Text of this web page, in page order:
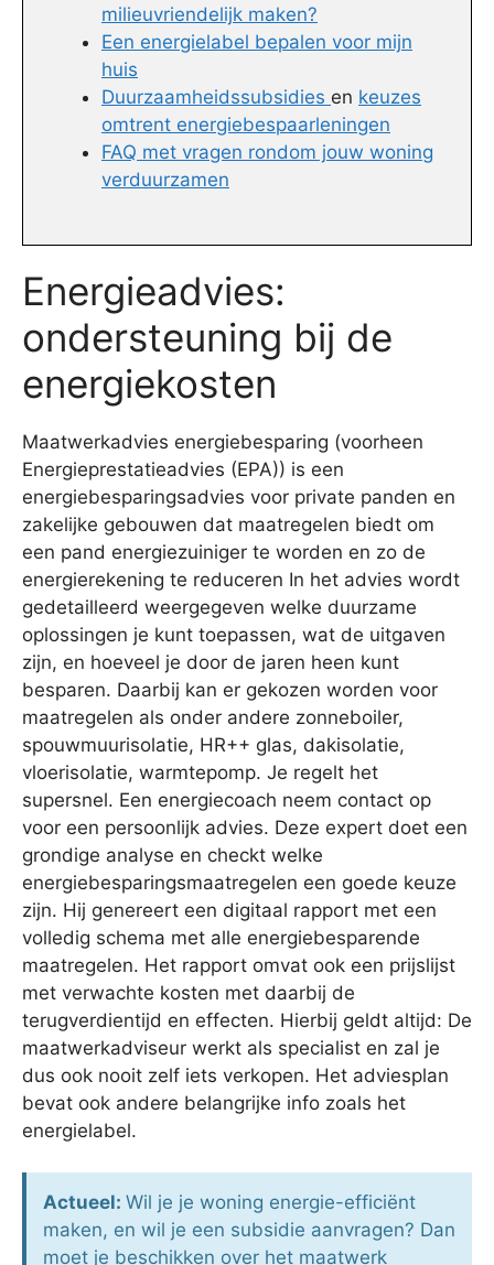
milieuvriendelijk maken?
Een energielabel bepalen voor mijn
huis
Duurzaamheidssubsidies en keuzes
omtrent energiebespaarleningen
FAQ met vragen rondom jouw woning
verduurzamen
Energieadvies:
ondersteuning bij de
energiekosten
Maatwerkadvies energiebesparing (voorheen
Energieprestatieadvies (EPA)) is een
energiebesparingsadvies voor private panden en
zakelijke gebouwen dat maatregelen biedt om
een pand energiezuiniger te worden en zo de
energierekening te reduceren In het advies wordt
gedetailleerd weergegeven welke duurzame
oplossingen je kunt toepassen, wat de uitgaven
zijn, en hoeveel je door de jaren heen kunt
besparen. Daarbij kan er gekozen worden voor
maatregelen als onder andere zonneboiler,
spouwmuurisolatie, HR++ glas, dakisolatie,
vloerisolatie, warmtepomp. Je regelt het
supersnel. Een energiecoach neem contact op
voor een persoonlijk advies. Deze expert doet een
grondige analyse en checkt welke
energiebesparingsmaatregelen een goede keuze
zijn. Hij genereert een digitaal rapport met een
volledig schema met alle energiebesparende
maatregelen. Het rapport omvat ook een prijslijst
met verwachte kosten met daarbij de
terugverdientijd en effecten. Hierbij geldt altijd: De
maatwerkadviseur werkt als specialist en zal je
dus ook nooit zelf iets verkopen. Het adviesplan
bevat ook andere belangrijke info zoals het
energielabel.
Actueel: Wil je je woning energie-efficiënt
maken, en wil je een subsidie aanvragen? Dan
moet je beschikken over het maatwerk